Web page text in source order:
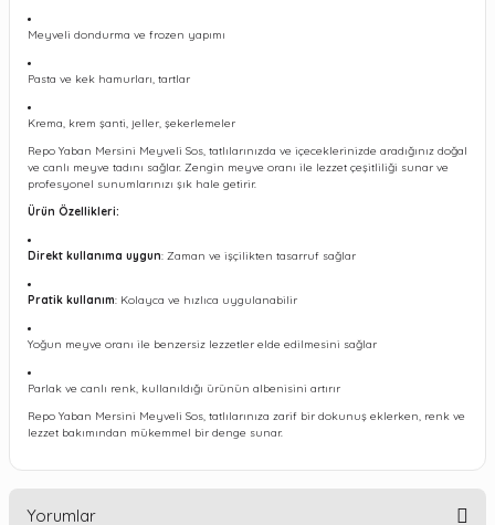
Meyveli dondurma ve frozen yapımı
Pasta ve kek hamurları, tartlar
Krema, krem şanti, jeller, şekerlemeler
Repo Yaban Mersini Meyveli Sos, tatlılarınızda ve içeceklerinizde aradığınız doğal
ve canlı meyve tadını sağlar. Zengin meyve oranı ile lezzet çeşitliliği sunar ve
profesyonel sunumlarınızı şık hale getirir.
Ürün Özellikleri:
Direkt kullanıma uygun: Zaman ve işçilikten tasarruf sağlar
Pratik kullanım: Kolayca ve hızlıca uygulanabilir
Yoğun meyve oranı ile benzersiz lezzetler elde edilmesini sağlar
Parlak ve canlı renk, kullanıldığı ürünün albenisini artırır
Repo Yaban Mersini Meyveli Sos, tatlılarınıza zarif bir dokunuş eklerken, renk ve
lezzet bakımından mükemmel bir denge sunar.
Yorumlar